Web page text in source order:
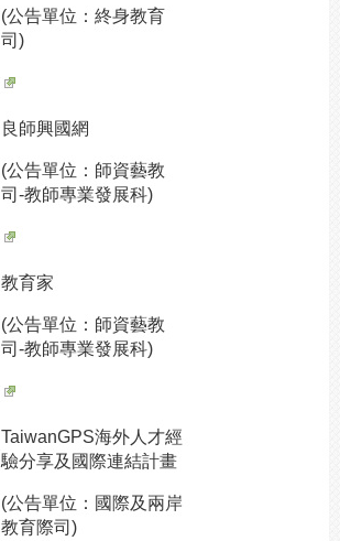
(公告單位：終身教育
司)
良師興國網
(公告單位：師資藝教
司-教師專業發展科)
教育家
(公告單位：師資藝教
司-教師專業發展科)
TaiwanGPS海外人才經
驗分享及國際連結計畫
(公告單位：國際及兩岸
教育際司)